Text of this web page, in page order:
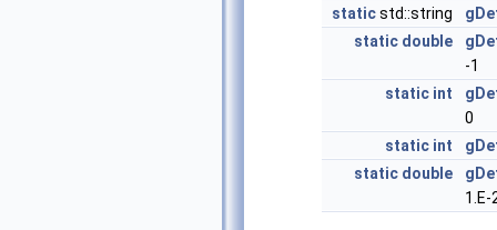
staticstd::string
static double
-1
static int
0
static int
static double
1.E-